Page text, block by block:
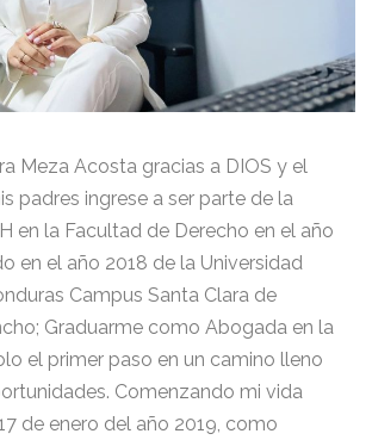
Meza Acosta gracias a DIOS y el
padres ingrese a ser parte de la
en la Facultad de Derecho en el año
en el año 2018 de la Universidad
Campus Santa Clara de
Graduarme como Abogada en la
el primer paso en un camino lleno
Comenzando mi vida
de enero del año 2019, como